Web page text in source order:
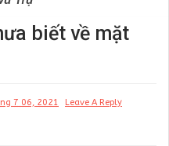
biết về mặt
7 06, 2021 Leave A Reply